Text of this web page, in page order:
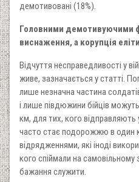
демотивовані (18%).
Головними демотивуючими
виснаження, а корупція
Відчуття несправедливості у
живе, зазначається у статті.
лише незначна частина
і лише півдюжини бійців
км, для тих, кого відправляють
часто стає подорожжю в один
відрядженнями, які іноді
кого спіймали на самовільному
бажання служити.